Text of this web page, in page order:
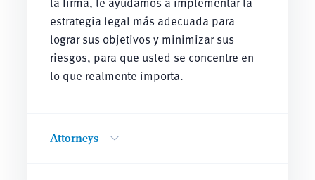
estrategia legal más adecuada para
lograr sus objetivos y minimizar sus
riesgos, para que usted se concentre en
lo que realmente importa.
Attorneys